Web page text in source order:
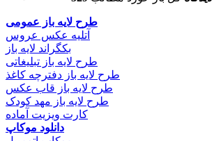
طرح لایه باز عمومی
آتلیه عکس عروس
بکگراند لایه باز
طرح لایه باز تبلیغاتی
طرح لایه باز دفترچه کاغذ
طرح لایه باز قاب عکس
طرح لایه باز مهد کودک
کارت ویزیت آماده
دانلود موکاپ